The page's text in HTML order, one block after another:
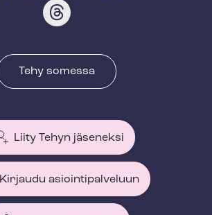
Tehy somessa
Liity Tehyn jäseneksi
Kirjaudu asiointipalveluun